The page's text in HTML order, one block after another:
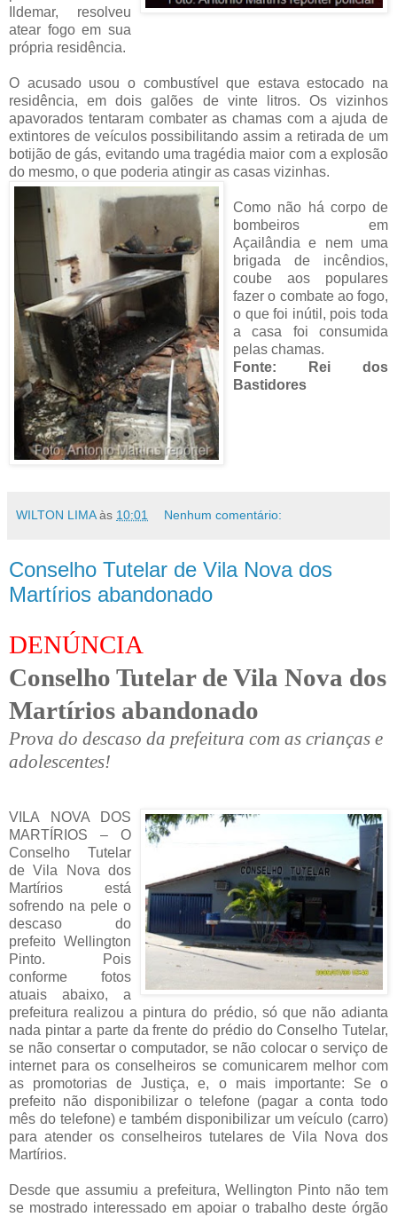
Ildemar, resolveu
atear fogo em sua
própria residência.
O acusado usou o combustível que estava estocado na
residência, em dois galões de vinte litros. Os vizinhos
apavorados tentaram combater as chamas com a ajuda de
extintores de veículos possibilitando assim a retirada de um
botijão de gás, evitando uma tragédia maior com a explosão
do mesmo, o que poderia atingir as casas vizinhas.
Como não há corpo de
bombeiros em
Açailândia e nem uma
brigada de incêndios,
coube aos populares
fazer o combate ao fogo,
o que foi inútil, pois toda
a casa foi consumida
pelas chamas.
Fonte: Rei dos
Bastidores
WILTON LIMA às 10:01 Nenhum comentário:
Conselho Tutelar de Vila Nova dos
Martírios abandonado
DENÚNCIA
Conselho Tutelar de Vila Nova dos
Martírios abandonado
Prova do descaso da prefeitura com as crianças e
adolescentes!
VILA NOVA DOS
MARTÍRIOS – O
Conselho Tutelar
de Vila Nova dos
Martírios está
sofrendo na pele o
descaso do
prefeito Wellington
Pinto. Pois
conforme fotos
atuais abaixo, a
prefeitura realizou a pintura do prédio, só que não adianta
nada pintar a parte da frente do prédio do Conselho Tutelar,
se não consertar o computador, se não colocar o serviço de
internet para os conselheiros se comunicarem melhor com
as promotorias de Justiça, e, o mais importante: Se o
prefeito não disponibilizar o telefone (pagar a conta todo
mês do telefone) e também disponibilizar um veículo (carro)
para atender os conselheiros tutelares de Vila Nova dos
Martírios.
Desde que assumiu a prefeitura, Wellington Pinto não tem
se mostrado interessado em apoiar o trabalho deste órgão